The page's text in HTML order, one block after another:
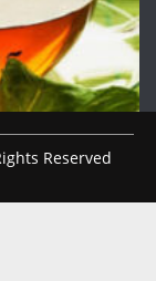
Reserved